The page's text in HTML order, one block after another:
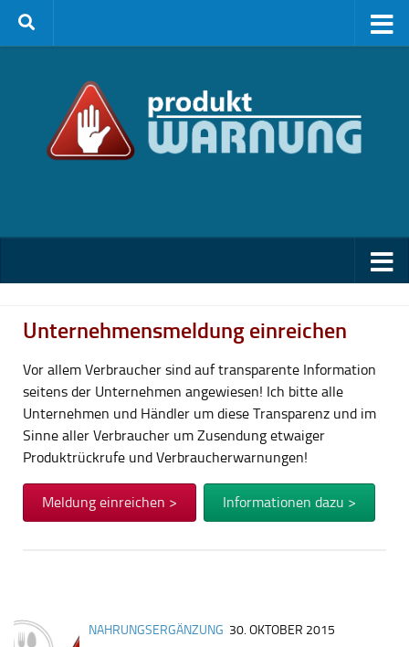
Zum Inhalt springen
Unternehmensmeldung einreichen
Vor allem Verbraucher sind auf transparente Information
seitens der Unternehmen angewiesen! Ich bitte alle
Unternehmen und Händler um diese Transparenz und im
Sinne aller Verbraucher um Zusendung etwaiger
Produktrückrufe und Verbraucherwarnungen!
Meldung einreichen > Informationen dazu >
NAHRUNGSERGÄNZUNG 30. OKTOBER 2015